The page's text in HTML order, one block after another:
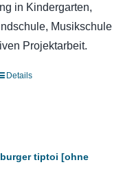
in Kindergarten,
Musikschule
Projektarbeit.
Details
tiptoi [ohne